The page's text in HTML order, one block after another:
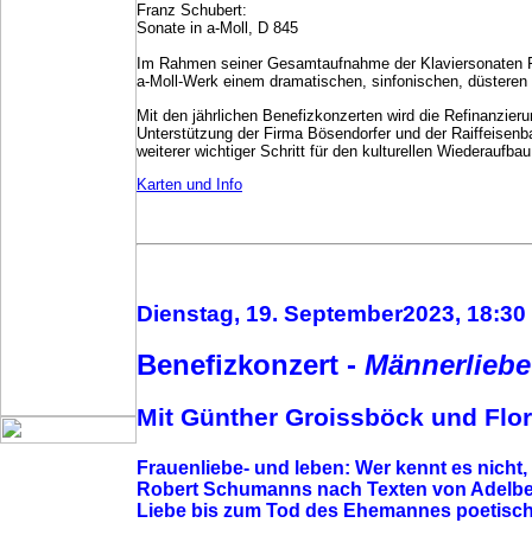
Franz Schubert:
Sonate in a-Moll, D 845
Im Rahmen seiner Gesamtaufnahme der
a-Moll-Werk einem dramatischen, sinfonischen,
Mit den jährlichen Benefizkonzerten wird die
Unterstützung der Firma Bösendorfer und der
weiterer wichtiger Schritt für den kulturellen
Karten und Info
Dienstag, 19. September2023,
Benefizkonzert -
Mit Günther Groissböck und
Frauenliebe- und leben: Wer kennt es
Robert Schumanns nach Texten von
Liebe bis zum Tod des Ehemannes